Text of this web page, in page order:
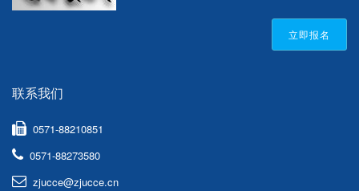
立即报名
联系我们
0571-88210851
0571-88273580
zjucce@zjucce.cn